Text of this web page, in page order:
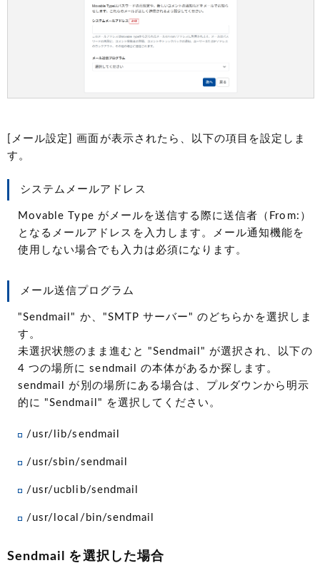
[メール設定] 画面が表示されたら、以下の項目を設定しま
す。
システムメールアドレス
Movable Type がメールを送信する際に送信者（From:）
となるメールアドレスを入力します。メール通知機能を
使用しない場合でも入力は必須になります。
メール送信プログラム
"Sendmail" か、"SMTP サーバー" のどちらかを選択しま
す。
未選択状態のまま進むと "Sendmail" が選択され、以下の
4 つの場所に sendmail の本体があるか探します。
sendmail が別の場所にある場合は、プルダウンから明示
的に "Sendmail" を選択してください。
/usr/lib/sendmail
/usr/sbin/sendmail
/usr/ucblib/sendmail
/usr/local/bin/sendmail
Sendmail を選択した場合